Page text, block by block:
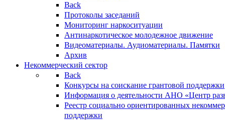
Back
Протоколы заседаний
Мониторинг наркоситуации
Антинаркотическое молодежное движение
Видеоматериалы. Аудиоматериалы. Памятки
Архив
Некоммерческий сектор
Back
Конкурсы на соискание грантовой поддержки
Информация о деятельности АНО «Центр
Реестр социально ориентированных
поддержки